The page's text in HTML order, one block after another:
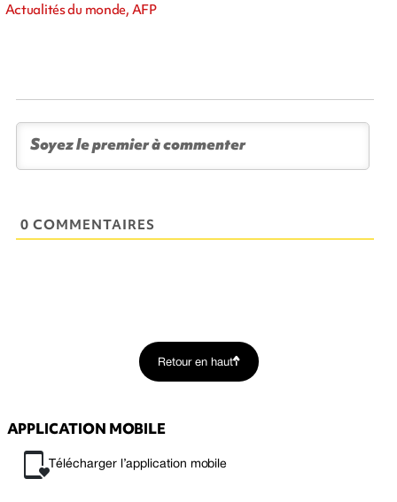
Actualités du monde, AFP
0 COMMENTAIRES
Retour en haut
APPLICATION MOBILE
Télécharger l’application mobile